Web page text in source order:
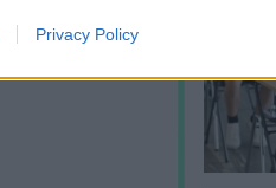
Privacy Policy